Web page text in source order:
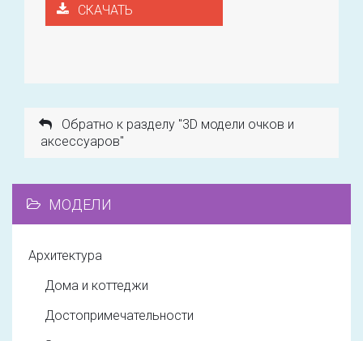
СКАЧАТЬ
Обратно к разделу "3D модели очков и
аксессуаров"
МОДЕЛИ
Архитектура
Дома и коттеджи
Достопримечательности